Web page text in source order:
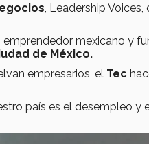
, Leadership
emprendedor mexicano y
de México.
empresarios, el Tec
país es el desempleo y